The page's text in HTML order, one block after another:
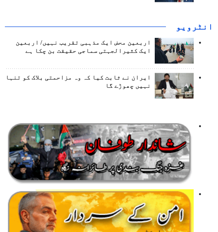
انٹرويو
اربعین محض ایک مذہبی تقریب نہیں/ اربعین
ایک کثیرالجہتی سماجی حقیقت بن چکا ہے
ایران نے ثابت کیا کہ وہ مزاحمتی بلاک کو تنہا
نہیں چھوڑے گا